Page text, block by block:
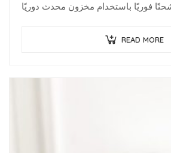
READ MORE